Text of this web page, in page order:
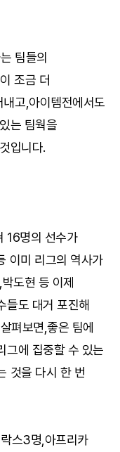
팀들의
조금 더
고,아이템전에서도
는 팀웍을
입니다.
16명의 선수가
이미 리그의 역사가
도현 등 이제
들도 대거 포진해
펴보면,좋은 팀에
그에 집중할 수 있는
것을 다시 한 번
스3명,아프리카